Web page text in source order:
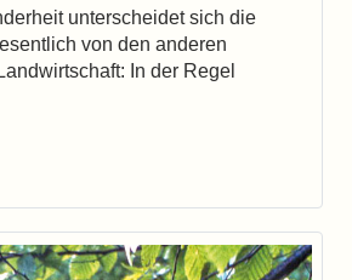
unterscheidet sich die
von den anderen
In der Regel